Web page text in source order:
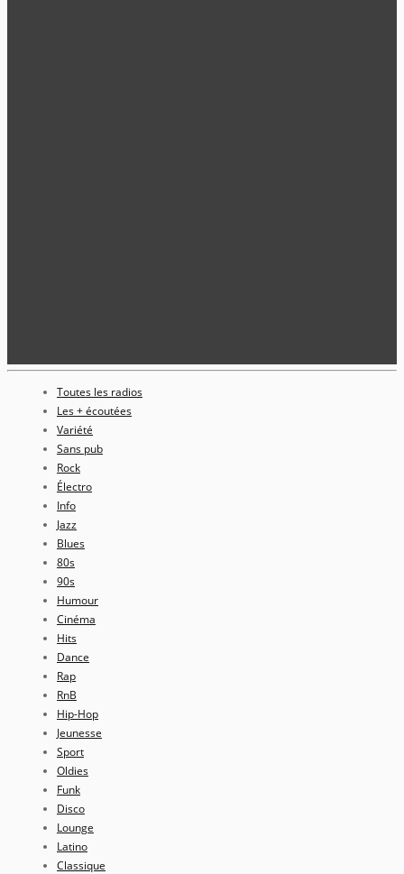
Toutes les radios
Les + écoutées
Variété
Sans pub
Rock
Électro
Info
Jazz
Blues
80s
90s
Humour
Cinéma
Hits
Dance
Rap
RnB
Hip-Hop
Jeunesse
Sport
Oldies
Funk
Disco
Lounge
Latino
Classique